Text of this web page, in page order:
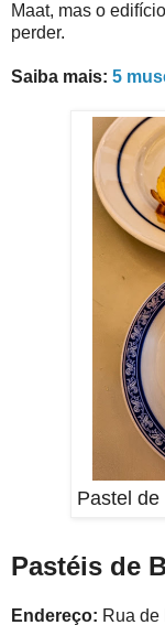
Maat, mas o
perder.
Saiba mais: 5
Pastel
Pastéis de
Endereço: Rua de